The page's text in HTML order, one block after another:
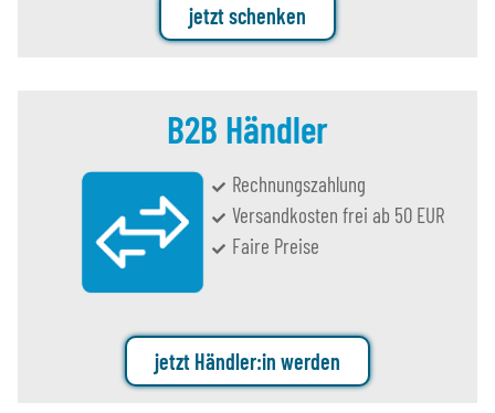
jetzt schenken
B2B Händler
Rechnungszahlung
Versandkosten frei ab 50 EUR
Faire Preise
jetzt Händler:in werden